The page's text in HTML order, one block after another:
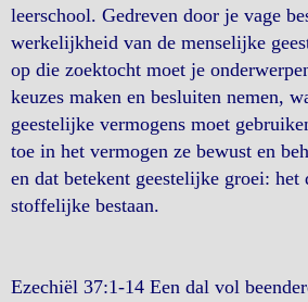
leerschool. Gedreven door je vage
werkelijkheid van de menselijke
op die zoektocht moet je
keuzes maken en besluiten nemen,
geestelijke vermogens moet
toe in het vermogen ze bewust en
en dat betekent geestelijke groei: het
stoffelijke bestaan.
Ezechiël 37:1-14 Een dal vol